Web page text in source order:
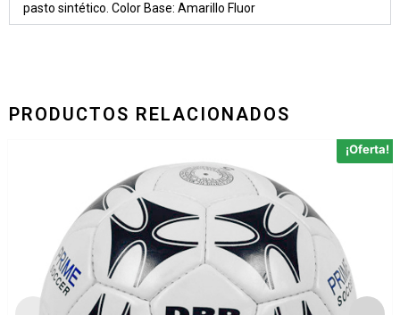
pasto sintético. Color Base: Amarillo Fluor
PRODUCTOS RELACIONADOS
¡Oferta!